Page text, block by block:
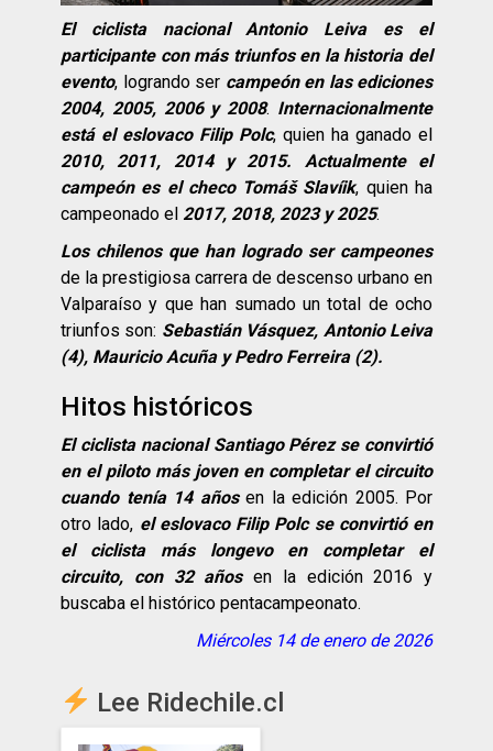
El ciclista nacional Antonio Leiva es el
participante con más triunfos en la historia del
evento, logrando ser campeón en las ediciones
2004, 2005, 2006 y 2008. Internacionalmente
está el eslovaco Filip Polc, quien ha ganado el
2010, 2011, 2014 y 2015.
Actualmente el
campeón es el checo Tomáš Slavíik, quien ha
campeonado el 2017, 2018, 2023 y 2025.
Los chilenos que han logrado ser campeones
de la prestigiosa carrera de descenso urbano en
Valparaíso y que han sumado un total de ocho
triunfos son: Sebastián Vásquez, Antonio Leiva
(4), Mauricio Acuña y Pedro Ferreira (2).
Hitos históricos
El ciclista nacional Santiago Pérez se convirtió
en el piloto más joven en completar el circuito
cuando tenía 14 añosen la edición 2005. Por
otro lado, el eslovaco Filip Polc se convirtió en
el ciclista más longevo en completar el
circuito, con 32 añosen la edición 2016 y
buscaba el histórico pentacampeonato.
Miércoles 14 de enero de 2026
Lee Ridechile.cl